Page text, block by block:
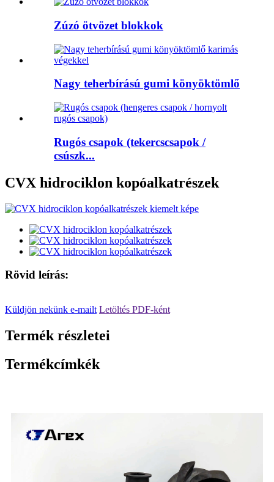
Zúzó ötvözet blokkok
Nagy teherbírású gumi könyöktömlő
Rugós csapok (tekercscsapok /
csúszk...
CVX hidrociklon kopóalkatrészek
Rövid leírás:
Küldjön nekünk e-mailt Letöltés PDF-ként
Termék részletei
Termékcímkék